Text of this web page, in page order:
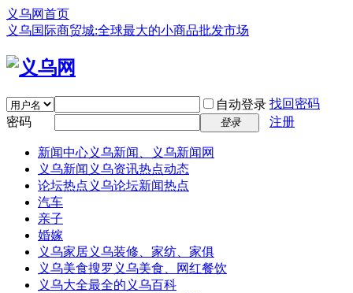
义乌网首页
义乌国际商贸城:全球最大的小商品批发市场
自动登录 找回密码
密码
登录 注册
新闻中心义乌新闻、义乌新闻网
义乌新闻 义乌资讯热点动态
论坛热点 义乌论坛新闻热点
汽车
亲子
婚嫁
义乌家居义乌装修、家纺、家俱
义乌美食搜罗义乌美食、网红餐饮
义乌大全最全的义乌百科